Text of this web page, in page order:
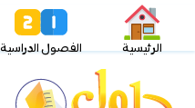
الرئيسية الفصول الدراسية